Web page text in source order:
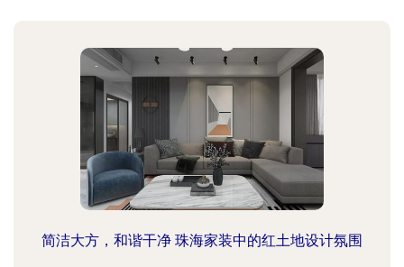
简洁大方，和谐干净 珠海家装中的红土地设计氛围